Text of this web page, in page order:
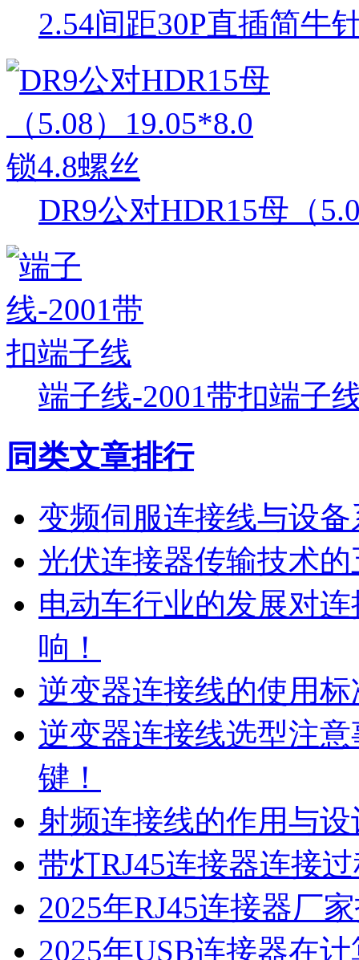
2.54间距30P直插简牛
DR9公对HDR15母（
端子线-2001带扣端子
同类文章排行
变频伺服连接线与设
光伏连接器传输技术
电动车行业的发展对
响！
逆变器连接线的使用
逆变器连接线选型注
键！
射频连接线的作用与
带灯RJ45连接器连接
2025年RJ45连接器厂
2025年USB连接器在